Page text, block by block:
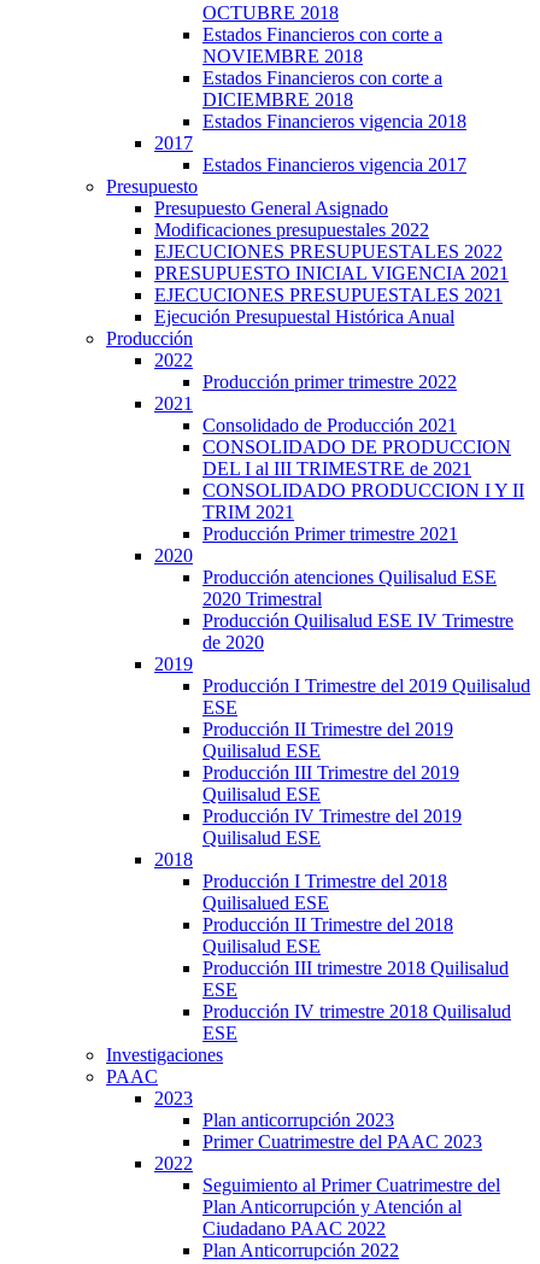
OCTUBRE 2018
Estados Financieros con corte a
NOVIEMBRE 2018
Estados Financieros con corte a
DICIEMBRE 2018
Estados Financieros vigencia 2018
2017
Estados Financieros vigencia 2017
Presupuesto
Presupuesto General Asignado
Modificaciones presupuestales 2022
EJECUCIONES PRESUPUESTALES 2022
PRESUPUESTO INICIAL VIGENCIA 2021
EJECUCIONES PRESUPUESTALES 2021
Ejecución Presupuestal Histórica Anual
Producción
2022
Producción primer trimestre 2022
2021
Consolidado de Producción 2021
CONSOLIDADO DE PRODUCCION
DEL I al III TRIMESTRE de 2021
CONSOLIDADO PRODUCCION I Y II
TRIM 2021
Producción Primer trimestre 2021
2020
Producción atenciones Quilisalud ESE
2020 Trimestral
Producción Quilisalud ESE IV Trimestre
de 2020
2019
Producción I Trimestre del 2019 Quilisalud
ESE
Producción II Trimestre del 2019
Quilisalud ESE
Producción III Trimestre del 2019
Quilisalud ESE
Producción IV Trimestre del 2019
Quilisalud ESE
2018
Producción I Trimestre del 2018
Quilisalued ESE
Producción II Trimestre del 2018
Quilisalud ESE
Producción III trimestre 2018 Quilisalud
ESE
Producción IV trimestre 2018 Quilisalud
ESE
Investigaciones
PAAC
2023
Plan anticorrupción 2023
Primer Cuatrimestre del PAAC 2023
2022
Seguimiento al Primer Cuatrimestre del
Plan Anticorrupción y Atención al
Ciudadano PAAC 2022
Plan Anticorrupción 2022